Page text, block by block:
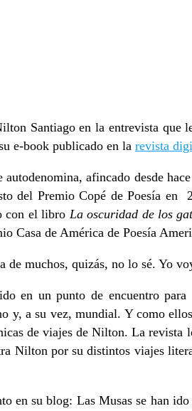
Santiago en la entrevista que
e-book publicado en la revista
afincado desde
del Premio Copé de Poesía en
con el libro La oscuridad de los
Casa de América de Poesía
de muchos, quizás, no lo sé. Yo
un punto de encuentro para
y, a su vez, mundial. Y como
de viajes de Nilton. La
Nilton por su distintos viajes
en su blog: Las Musas se han